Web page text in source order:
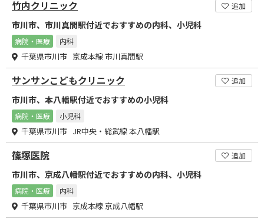
竹内クリニック 追加
市川市、市川真間駅付近でおすすめの内科、小児科
病院・医療 内科
千葉県市川市 京成本線 市川真間駅
サンサンこどもクリニック 追加
市川市、本八幡駅付近でおすすめの小児科
病院・医療 小児科
千葉県市川市 JR中央・総武線 本八幡駅
篠塚医院 追加
市川市、京成八幡駅付近でおすすめの内科、小児科
病院・医療 内科
千葉県市川市 京成本線 京成八幡駅